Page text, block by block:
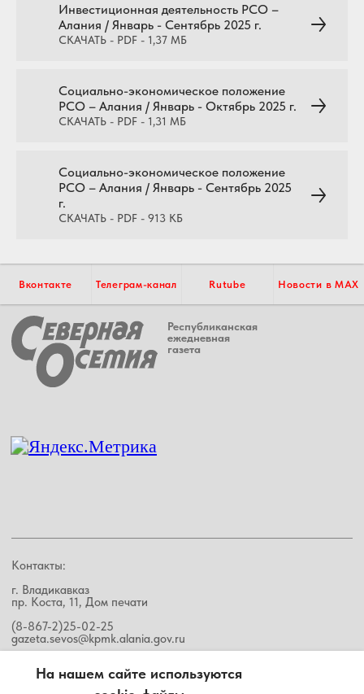
Инвестиционная деятельность РСО –
Алания / Январь - Сентябрь 2025 г.
СКАЧАТЬ - PDF - 1,37 МБ
Социально-экономическое положение
РСО – Алания / Январь - Октябрь 2025 г.
СКАЧАТЬ - PDF - 1,31 МБ
Социально-экономическое положение
РСО – Алания / Январь - Сентябрь 2025
г.
СКАЧАТЬ - PDF - 913 КБ
На нашем сайте используются